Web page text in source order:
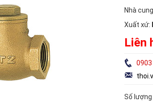
Nhà
Xuất xứ:
Liên
Số lượng